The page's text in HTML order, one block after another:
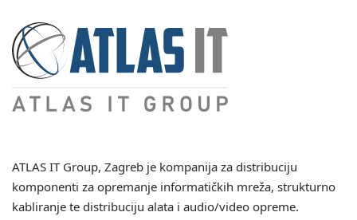
ATLAS IT Group, Zagreb je kompanija za distribuciju
komponenti za opremanje informatičkih mreža, strukturno
kabliranje te distribuciju alata i audio/video opreme.